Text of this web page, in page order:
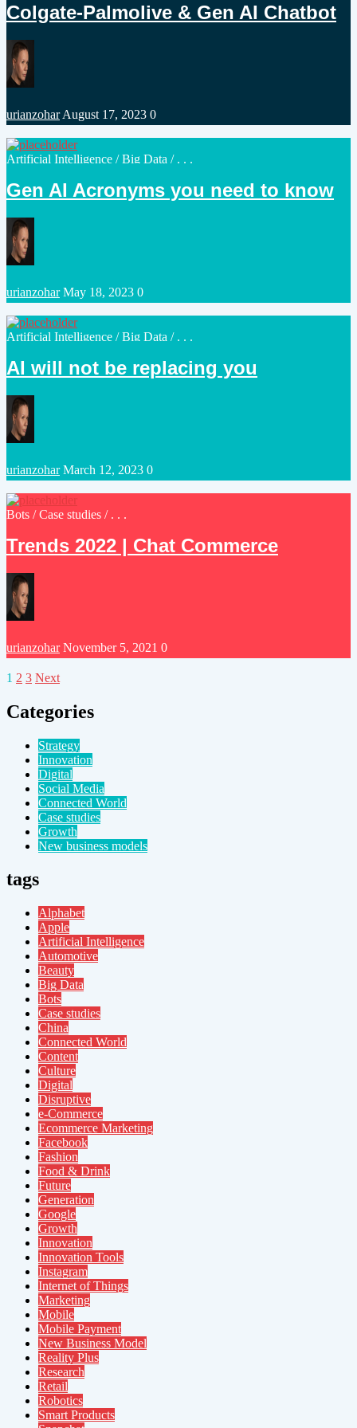
Colgate-Palmolive & Gen AI Chatbot
Posted
by
urianzohar August 17, 2023 0
Posted
Artificial Intelligence /Big Data / . . .
Gen AI Acronyms you need to know
Posted
by
urianzohar May 18, 2023 0
Posted
Artificial Intelligence /Big Data / . . .
AI will not be replacing you
Posted
by
urianzohar March 12, 2023 0
Posted
Bots /Case studies / . . .
Trends 2022 | Chat Commerce
Posted
urianzohar November 5, 2021 0
Posts
pagination
1 2 3 Next
Categories
Strategy
Innovation
Digital
Social Media
Connected World
Case studies
Growth
New business models
tags
Alphabet
Apple
Artificial Intelligence
Automotive
Beauty
Big Data
Bots
Case studies
China
Connected World
Content
Culture
Digital
Disruptive
e-Commerce
Ecommerce Marketing
Facebook
Fashion
Food & Drink
Future
Generation
Google
Growth
Innovation
Innovation Tools
Instagram
Internet of Things
Marketing
Mobile
Mobile Payment
New Business Model
Reality Plus
Research
Retail
Robotics
Smart Products